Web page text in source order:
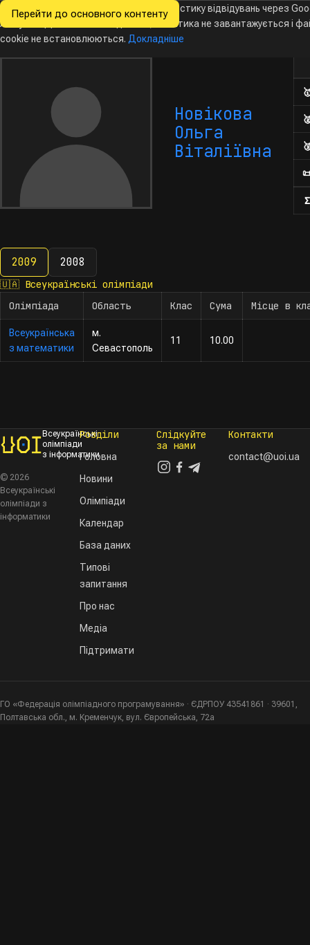
Перейти до основного контенту
Всеукраїнські
з інформатики
НовиниОлімпіадиКалендарБаза даних
Новікова
Ольга
Віталіївна
Σ
2009 2008
2009
🇺🇦 Всеукраїнські олімпіади
Олімпіада
Область Клас Сума Місце в
Всеукраїнська
з математики
м.
Севастополь
11 10.00
Всеукраїнські
олімпіади
з інформатики
© 2026
Всеукраїнські
олімпіади з
інформатики
Розділи
Головна
Новини
Олімпіади
Календар
База даних
Типові
запитання
Про нас
Медіа
Підтримати
Слідкуйте
за нами
Контакти
contact@uoi.ua
ГО «Федерація олімпіадного програмування» · ЄДРПОУ 43541861 · 39601,
Полтавська обл., м. Кременчук, вул. Європейська, 72а
Ми хочемо збирати знеособлену статистику відвідувань через
Analytics. Доки ви не погодитесь, аналітика не завантажується і
cookie не встановлюються. Докладніше